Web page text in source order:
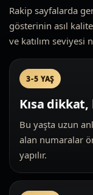
Rakip sayfalarda
gösterinin asıl
ve katılım seviyesi
3-5 YAŞ
Kısa
Bu yaşta uzun
alan numaralar
yapılır.